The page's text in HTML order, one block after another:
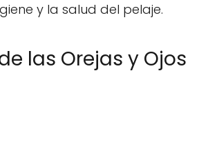
y la salud del pelaje.
las Orejas y Ojos